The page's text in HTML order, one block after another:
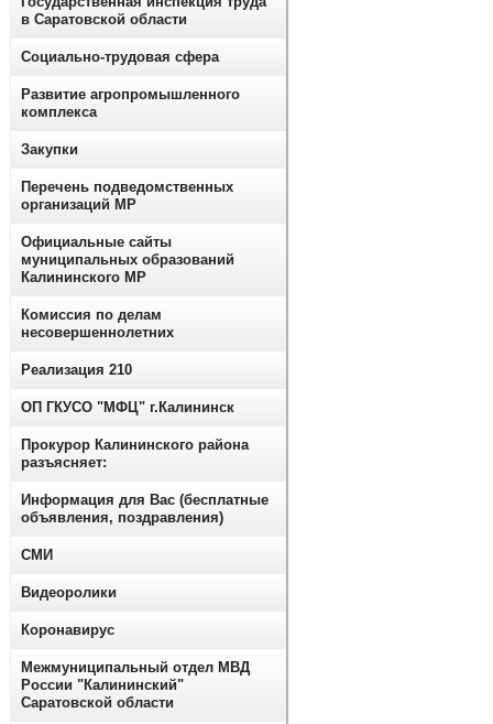
в Саратовской области
Социально-трудовая сфера
Развитие агропромышленного
комплекса
Закупки
Перечень подведомственных
организаций МР
Официальные сайты
муниципальных образований
Калининского МР
Комиссия по делам
несовершеннолетних
Реализация 210
ОП ГКУСО "МФЦ" г.Калининск
Прокурор Калининского района
разъясняет:
Информация для Вас (бесплатные
объявления, поздравления)
СМИ
Видеоролики
Коронавирус
Межмуниципальный отдел МВД
России "Калининский"
Саратовской области